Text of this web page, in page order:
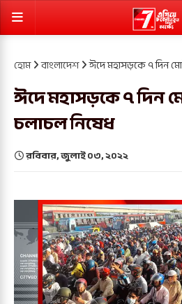
হোম বাংলাদেশ ঈদে মহাসড়কে ৭ দিন
ঈদে মহাসড়কে ৭ দিন
চলাচল নিষেধ
রবিবার, জুলাই ০৩, ২০২২